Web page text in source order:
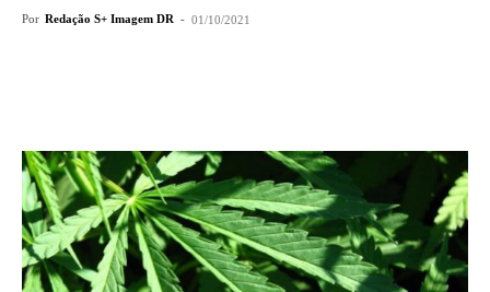
Por Redação S+ Imagem DR - 01/10/2021